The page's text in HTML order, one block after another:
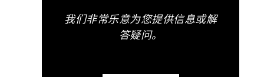
我们非常乐意为您提供信息或解
答疑问。